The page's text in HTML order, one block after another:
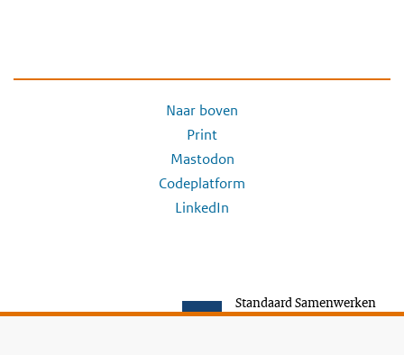
Naar boven
Print
Mastodon
Codeplatform
LinkedIn
Standaard Samenwerken